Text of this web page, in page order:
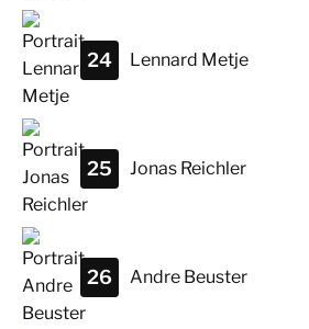
Lennard Metje
24
Jonas Reichler
25
Andre Beuster
26